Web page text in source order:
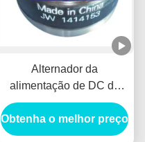
Alternador da
alimentação de DC de
Tambor Freno Delantero
do cilindro de freio
dianteiro PARA
Obtenha o melhor preço